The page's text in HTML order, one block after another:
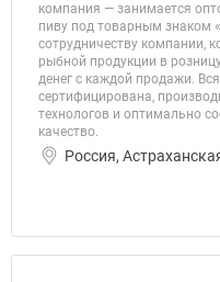
компания — занимается
пиву под товарным
сотрудничеству компании,
рыбной продукции в
денег с каждой продажи.
сертифицирована,
технологов и оптимально
качество.
Россия,